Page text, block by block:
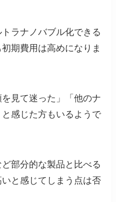
ラナノバブル化できる
期費用は高めになりま
を見て迷った」「他のナ
感じた方もいるようで
部分的な製品と比べる
と感じてしまう点は否